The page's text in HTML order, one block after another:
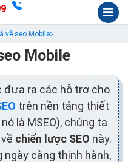
về seo Mobile
Mobile
đưa ra các hỗ trợ cho
trên nền tảng thiết
là MSEO), chúng ta
chiến lược SEO này.
ngày càng thịnh hành,